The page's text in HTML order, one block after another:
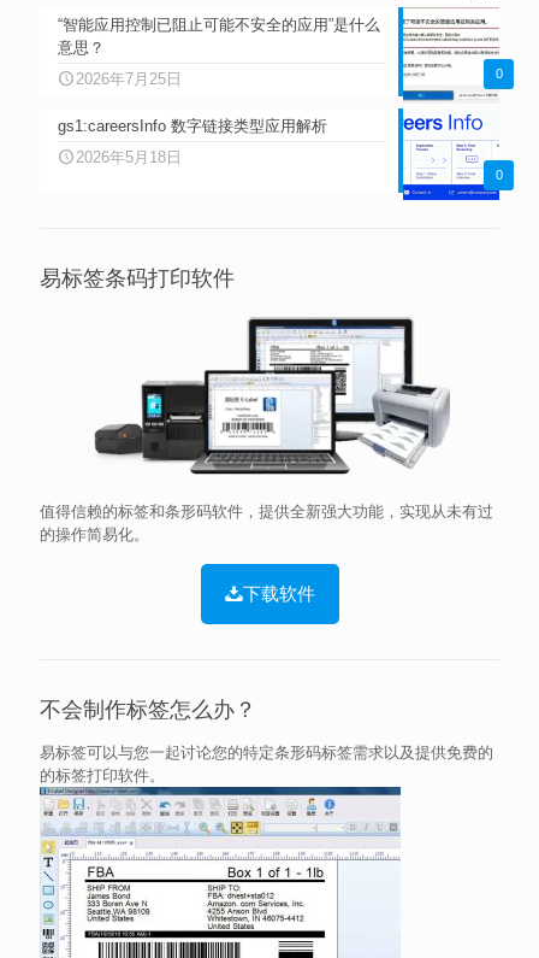
0
“智能应用控制已阻止可能不安全的应用”是什么
意思？
2026年7月25日
0
gs1:careersInfo 数字链接类型应用解析
2026年5月18日
易标签条码打印软件
值得信赖的标签和条形码软件，提供全新强大功能，实现从未有过
的操作简易化。
下载软件
不会制作标签怎么办？
易标签可以与您一起讨论您的特定条形码标签需求以及提供免费的
的标签打印软件。